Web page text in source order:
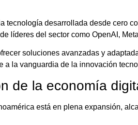
tecnología desarrollada desde cero
líderes del sector como OpenAI,
soluciones avanzadas y
a la vanguardia de la innovación
de la economía
está en plena expansión,